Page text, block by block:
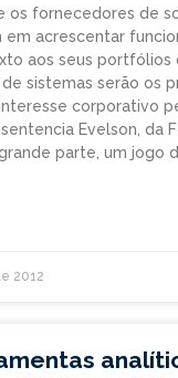
os fornecedores de
em acrescentar
aos seus portfólios
sistemas serão os
corporativo
Evelson, da
parte, um jogo
2012